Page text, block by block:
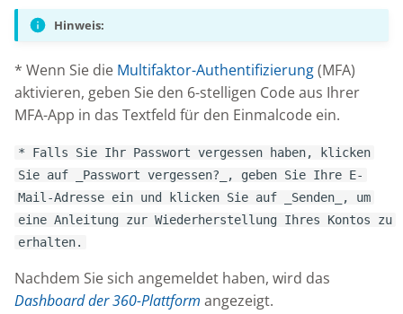
h
Hinweis:
* Wenn Sie die Multifaktor-Authentifizierung(MFA)
aktivieren, geben Sie den 6-stelligen Code aus Ihrer
MFA-App in das Textfeld für den Einmalcode ein.
* Falls Sie Ihr Passwort vergessen haben, klicken
Sie auf _Passwort vergessen?_, geben Sie Ihre E-
Mail-Adresse ein und klicken Sie auf _Senden_, um
eine Anleitung zur Wiederherstellung Ihres Kontos zu
erhalten.
Nachdem Sie sich angemeldet haben, wird das
Dashboard der 360-Plattform angezeigt.